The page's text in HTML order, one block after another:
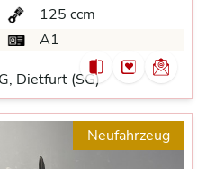
125 ccm
A1
Dietfurt (SG)
Neufahrzeug